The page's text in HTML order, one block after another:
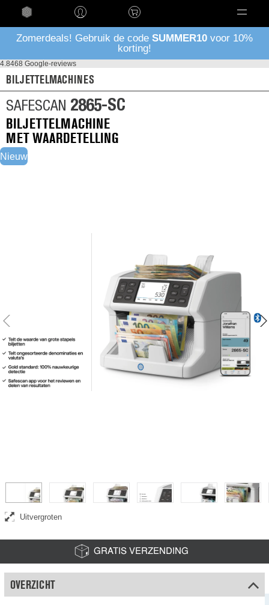
Zomerdeals! Gebruik de code SUMMER10 voor 10%
korting!
4.8468 Google-reviews
BILJETTELMACHINES
SAFESCAN 2865-SC
BILJETTELMACHINE
MET WAARDETELLING
Nieuw
Safescan 2865-SC biljettelmachine met waardetelling
Uitvergroten
GRATIS VERZENDING
OVERZICHT